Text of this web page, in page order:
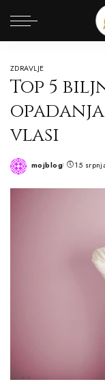
ZDRAVLJE
Top 5
vlasi
Posted
mojblog 15